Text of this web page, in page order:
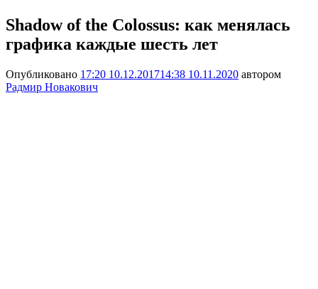
Shadow of the Colossus: как менялась
графика каждые шесть лет
Опубликовано 17:20 10.12.201714:38 10.11.2020 автором
Радмир Новакович